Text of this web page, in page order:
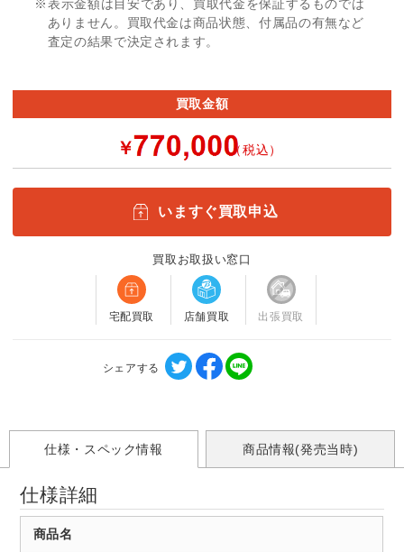
※表示金額は目安であり、買取代金を保証するものでは
ありません。買取代金は商品状態、付属品の有無など
査定の結果で決定されます。
買取金額
￥ （税込）
いますぐ買取申込
買取お取扱い窓口
宅配買取 店舗買取 出張買取
シェアする
仕様・スペック情報 商品情報(発売当時)
仕様詳細
商品名